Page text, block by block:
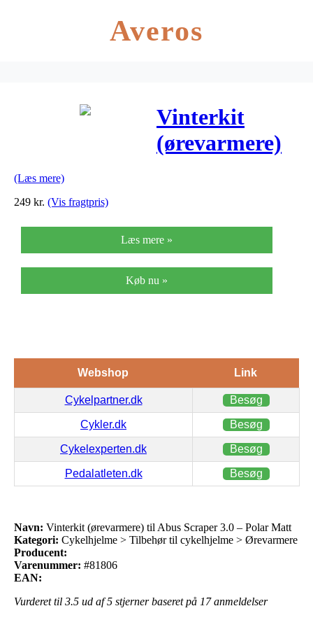
Averos
Vinterkit
(ørevarmere)
Polar Matt
(Læs mere)
249 kr. (Vis fragtpris)
Læs mere »
Køb nu »
Webshop Link
Cykelpartner.dk Besøg
Cykler.dk Besøg
Cykelexperten.dk Besøg
Pedalatleten.dk Besøg
Navn: Vinterkit (ørevarmere) til Abus Scraper 3.0 – Polar Matt
Kategori: Cykelhjelme > Tilbehør til cykelhjelme > Ørevarmere
Producent:
Varenummer: #81806
EAN:
Vurderet til 3.5 ud af 5 stjerner baseret på 17anmeldelser